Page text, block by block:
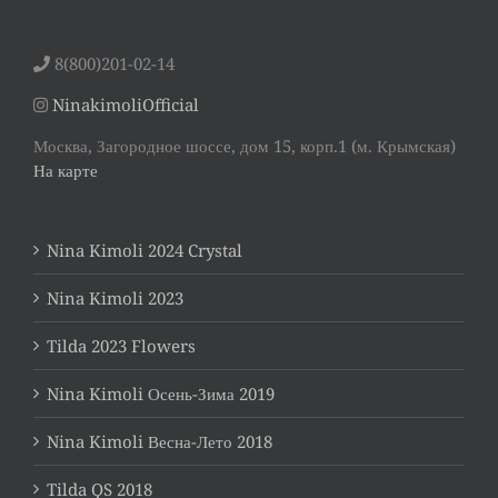
8(800)201-02-14
NinakimoliOfficial
Москва, Загородное шоссе, дом 15, корп.1 (м. Крымская)
На карте
Nina Kimoli 2024 Crystal
Nina Kimoli 2023
Tilda 2023 Flowers
Nina Kimoli Осень-Зима 2019
Nina Kimoli Весна-Лето 2018
Tilda QS 2018